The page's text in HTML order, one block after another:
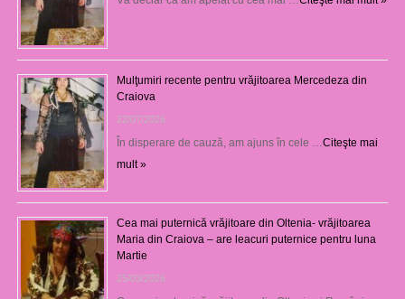
Mulţumiri recente pentru vrăjitoarea Mercedeza din
Craiova
22/07/2026
În disperare de cauză, am ajuns în cele … Citeşte mai
mult »
Cea mai puternică vrăjitoare din Oltenia- vrăjitoarea
Maria din Craiova – are leacuri puternice pentru luna
Martie
25/03/2026